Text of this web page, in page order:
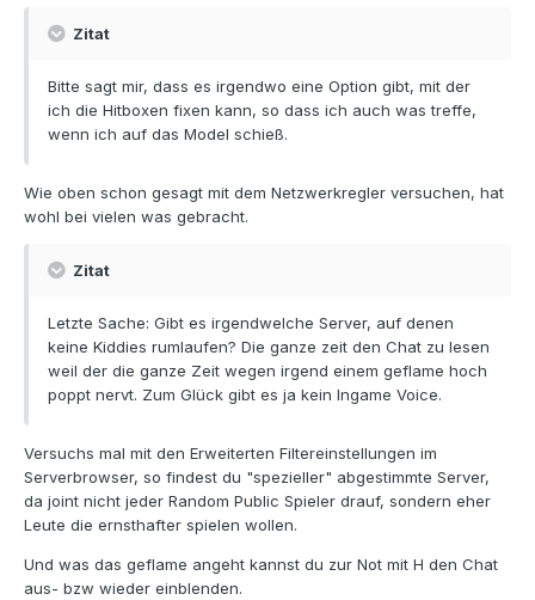
Zitat
Bitte sagt mir, dass es irgendwo eine Option gibt, mit der
ich die Hitboxen fixen kann, so dass ich auch was treffe,
wenn ich auf das Model schieß.
Wie oben schon gesagt mit dem Netzwerkregler versuchen, hat
wohl bei vielen was gebracht.
Zitat
Letzte Sache: Gibt es irgendwelche Server, auf denen
keine Kiddies rumlaufen? Die ganze zeit den Chat zu lesen
weil der die ganze Zeit wegen irgend einem geflame hoch
poppt nervt. Zum Glück gibt es ja kein Ingame Voice.
Versuchs mal mit den Erweiterten Filtereinstellungen im
Serverbrowser, so findest du "spezieller" abgestimmte Server,
da joint nicht jeder Random Public Spieler drauf, sondern eher
Leute die ernsthafter spielen wollen.
Und was das geflame angeht kannst du zur Not mit H den Chat
aus- bzw wieder einblenden.